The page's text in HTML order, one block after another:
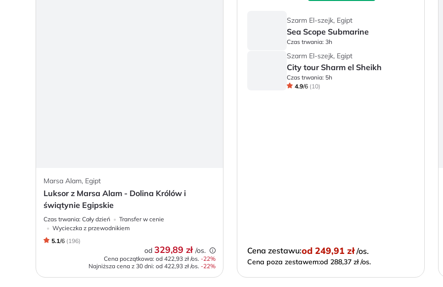
Marsa Alam, Egipt
Luksor z Marsa Alam - Dolina Królów i
świątynie Egipskie
Czas trwania: Cały dzień
Transfer w cenie
Wycieczka z przewodnikiem
5.1/6 (196)
od329,89 zł /os.
Cena początkowa: od422,93 zł /os. -22%
Najniższa cena z 30 dni:od422,93 zł /os. -22%
Szarm El-szejk, Egipt
Sea Scope Submarine
Czas trwania: 3h
Szarm El-szejk, Egipt
City tour Sharm el Sheikh
Czas trwania: 5h
4.9/6 (10)
Cena zestawu:od 249,91 zł /os.
Cena poza zestawem:od 288,37 zł /os.